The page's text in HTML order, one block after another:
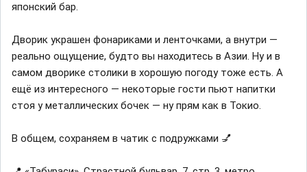
японский бар.
Дворик украшен фонариками и ленточками, а внутри —
реально ощущение, будто вы находитесь в Азии. Ну и в
самом дворике столики в хорошую погоду тоже есть. А
ещё из интересного — некоторые гости пьют напитки
стоя у металлических бочек — ну прям как в Токио.
В общем, сохраняем в чатик с подружками 💅